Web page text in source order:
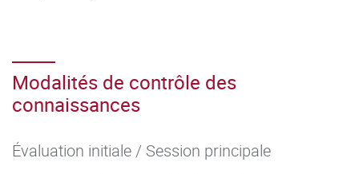
Modalités de contrôle des
connaissances
Évaluation initiale / Session principale